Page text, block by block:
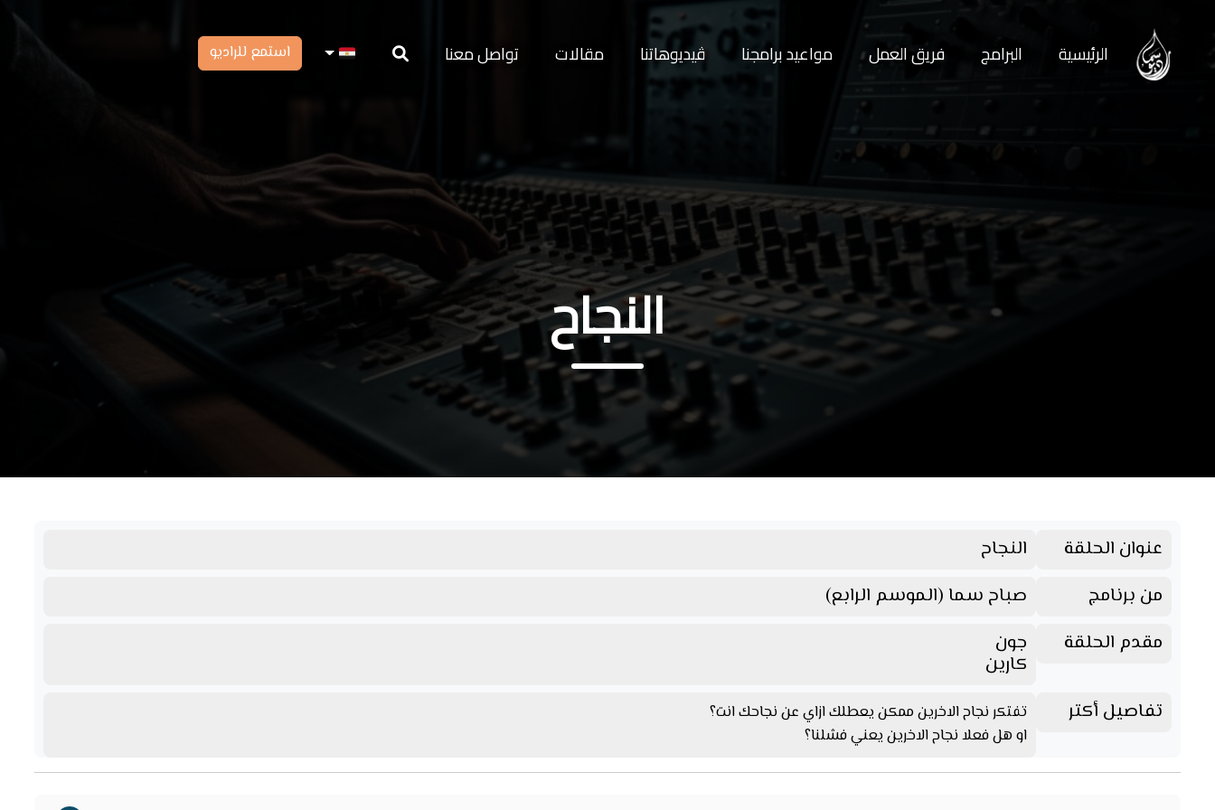
الرئيسية البرامج فريق العمل مواعيد برامجنا ڤيديوهاتنا مقالات تواصل معنا استمع للراديو
النجاح
عنوان الحلقة
النجاح
من برنامج
صباح سما (الموسم الرابع)
مقدم الحلقة
جون
كارين
تفاصيل أكتر
تفتكر نجاح الاخرين ممكن يعطلك ازاي عن نجاحك انت؟
او هل فعلا نجاح الاخرين يعني فشلنا؟